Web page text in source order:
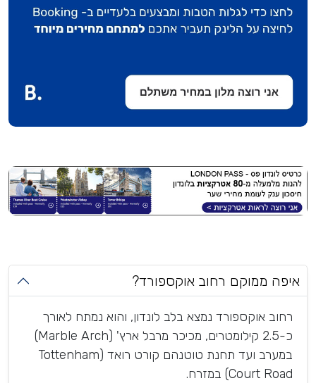
איפה ממוקם רחוב אוקספורד?
רחוב אוקספורד נמצא בלב לונדון, והוא נמתח לאורך
כ-2.5 קילומטרים, מכיכר מרבל ארץ' (Marble Arch)
במערב ועד תחנת טוטנהם קורט רואד (Tottenham
Court Road) במזרח.